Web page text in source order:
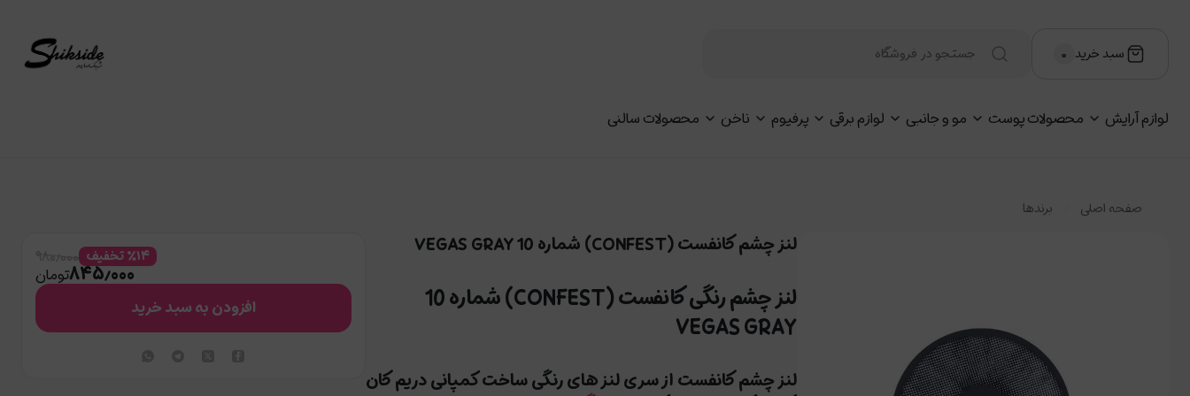
سبد خرید ۰
لوازم آرایش محصولات پوست مو و جانبی لوازم برقی پرفیوم ناخن محصولات سالنی
صفحه اصلی برندها
لنز چشم کانفست (CONFEST) شماره 10 VEGAS GRAY
لنز چشم رنگی کانفست (CONFEST) شماره 10
VEGAS GRAY
لنز چشم کانفست از سری لنز های رنگی ساخت کمپانی دریم کان
%۱۴ تخفیف
۸۴۵٫۰۰۰تومان
افزودن به سبد خرید